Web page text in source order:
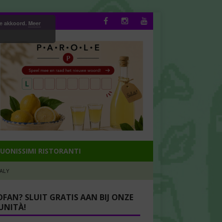
RISTORANTI
SLUIT GRATIS AAN BIJ ONZE
akkoord. Meer